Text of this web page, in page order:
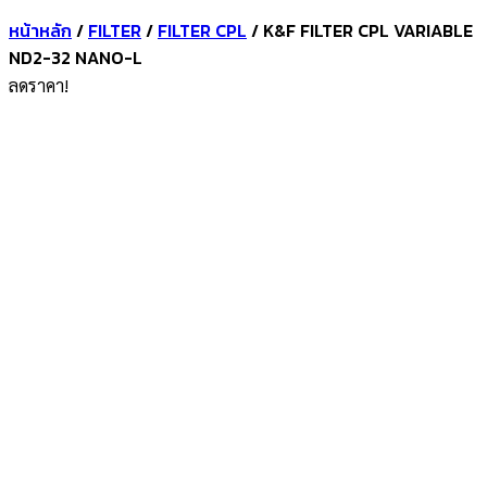
หน้าหลัก / FILTER/ FILTER CPL / K&F FILTER CPL VARIABLE
ND2-32 NANO-L
ลดราคา!